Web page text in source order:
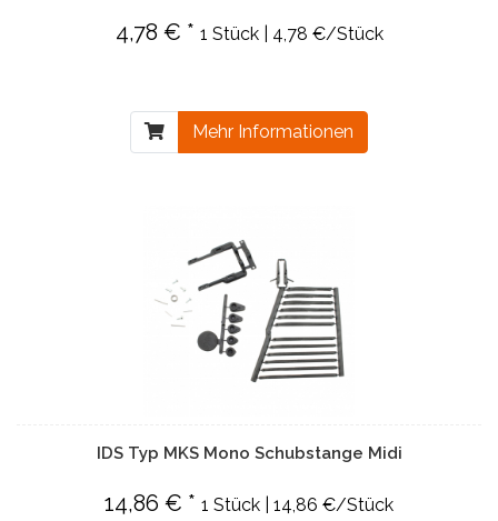
4,78 € * 1 Stück | 4,78 €/Stück
Mehr Informationen
IDS Typ MKS Mono Schubstange Midi
14,86 € * 1 Stück | 14,86 €/Stück